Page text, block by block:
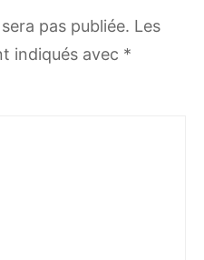
pas publiée. Les
indiqués avec *